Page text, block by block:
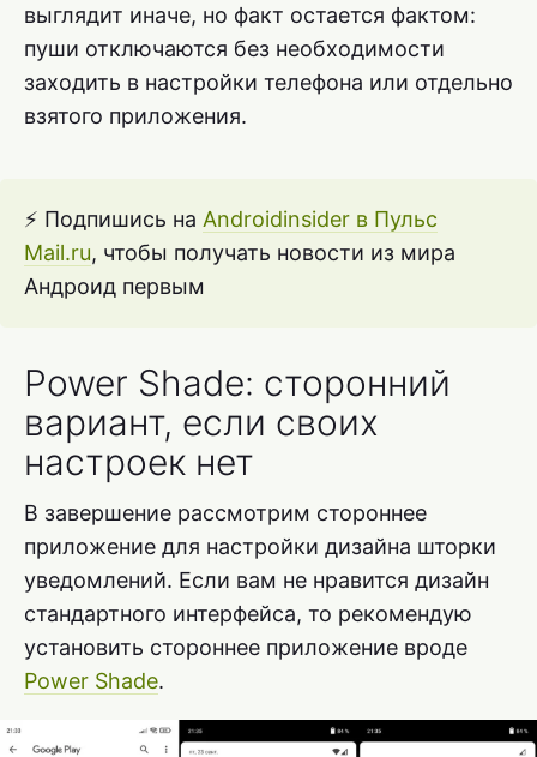
выглядит иначе, но факт остается фактом:
пуши отключаются без необходимости
заходить в настройки телефона или отдельно
взятого приложения.
⚡ Подпишись на Androidinsider в Пульс
Mail.ru, чтобы получать новости из мира
Андроид первым
Power Shade: сторонний
вариант, если своих
настроек нет
В завершение рассмотрим стороннее
приложение для настройки дизайна шторки
уведомлений. Если вам не нравится дизайн
стандартного интерфейса, то рекомендую
установить стороннее приложение вроде
Power Shade.